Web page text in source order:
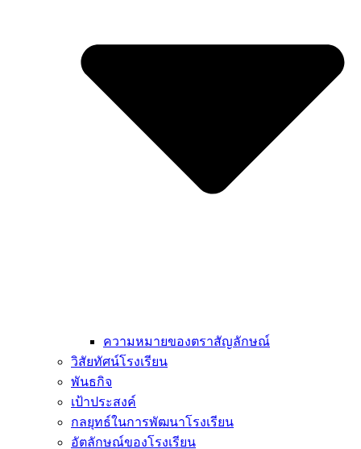
ความหมายของตราสัญลักษณ์
วิสัยทัศน์โรงเรียน
พันธกิจ
เป้าประสงค์
กลยุทธ์ในการพัฒนาโรงเรียน
อัตลักษณ์ของโรงเรียน